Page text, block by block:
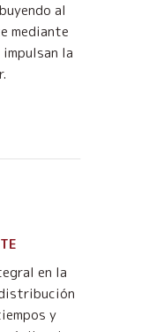
al
mediante
la
en la
y